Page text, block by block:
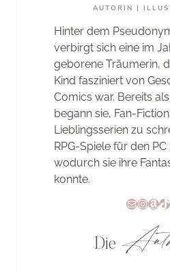
AUTORIN |
Hinter dem
verbirgt sich eine im
geborene Träumerin,
Kind fasziniert von
Comics war. Bereits
begann sie, Fan-
Lieblingsserien zu
RPG-Spiele für den
wodurch sie ihre
konnte.
E-Mail
Die